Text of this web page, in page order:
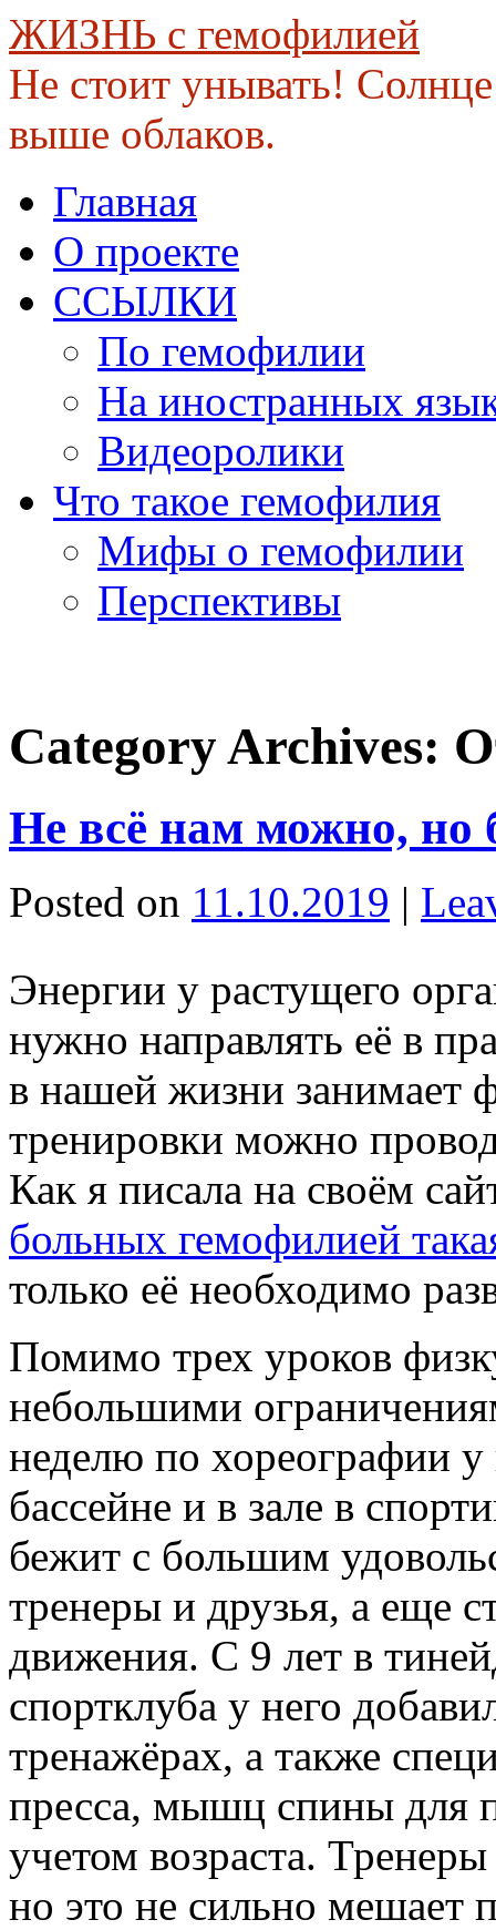
ЖИЗНЬ с гемофилией
Не стоит унывать!
выше облаков.
to
contentГлавная
О проекте
ССЫЛКИ
По гемофилии
На иностранных
Видеоролики
Что такое гемофилия
Мифы о гемофилии
Перспективы
Category Archives:
Не всё нам можно, но
Posted on 11.10.2019 |
Энергии у растущего
нужно направлять её в
в нашей жизни занимает
тренировки можно
Как я писала на своём
больных гемофилией
только её необходимо
Помимо трех уроков
небольшими
неделю по хореографии
бассейне и в зале в
бежит с большим
тренеры и друзья, а еще
движения. С 9 лет в
спортклуба у него
тренажёрах, а также
пресса, мышц спины для
учетом возраста.
но это не сильно мешает